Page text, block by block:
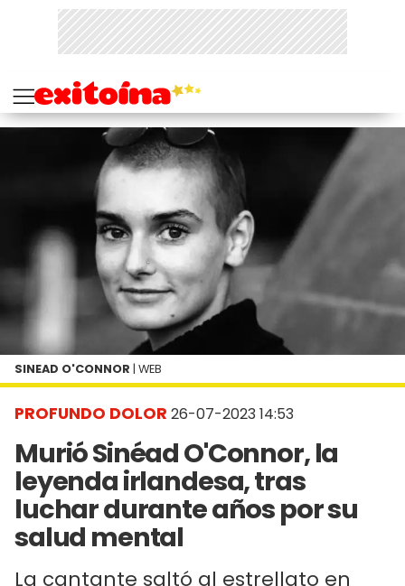
PROFUNDO DOLOR 26-07-2023 14:53
Murió Sinéad O'Connor, la
leyenda irlandesa, tras
luchar durante años por su
salud mental
La cantante saltó al estrellato en
SINEAD O'CONNOR | WEB